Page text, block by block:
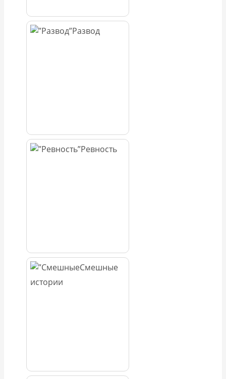
Развод
Ревность
Смешные
истории